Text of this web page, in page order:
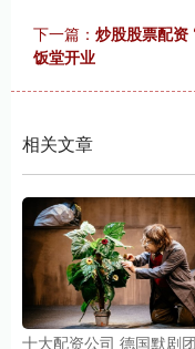
下一篇： 炒股股票配资
饭堂开业
相关文章
十大配资公司 德国默剧